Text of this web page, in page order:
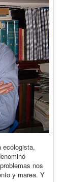
ecologista,
nos
y marea. Y